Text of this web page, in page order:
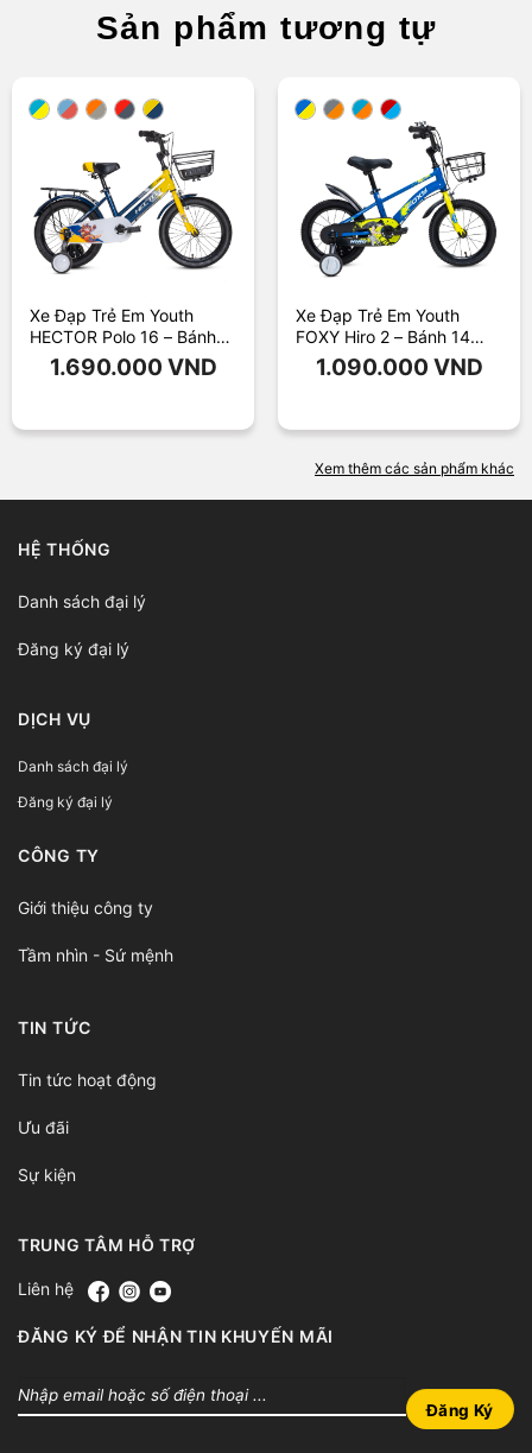
Sản phẩm tương tự
Xe Đạp Trẻ Em Youth
HECTOR Polo 16 – Bánh
16 Inches
1.690.000 VND
Xe Đạp Trẻ Em Youth
FOXY Hiro 2 – Bánh 14
Inches
1.090.000 VND
Xem thêm các sản phẩm khác
HỆ THỐNG
Danh sách đại lý
Đăng ký đại lý
DỊCH VỤ
Danh sách đại lý
Đăng ký đại lý
CÔNG TY
Giới thiệu công ty
Tầm nhìn - Sứ mệnh
TIN TỨC
Tin tức hoạt động
Ưu đãi
Sự kiện
TRUNG TÂM HỖ TRỢ
Liên hệ
ĐĂNG KÝ ĐỂ NHẬN TIN KHUYẾN MÃI